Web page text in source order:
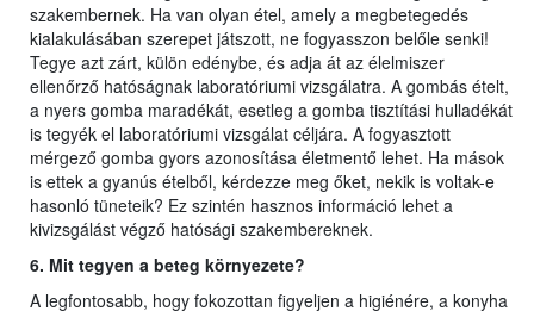
szakembernek. Ha van olyan étel, amely a megbetegedés
kialakulásában szerepet játszott, ne fogyasszon belőle senki!
Tegye azt zárt, külön edénybe, és adja át az élelmiszer
ellenőrző hatóságnak laboratóriumi vizsgálatra. A gombás ételt,
a nyers gomba maradékát, esetleg a gomba tisztítási hulladékát
is tegyék el laboratóriumi vizsgálat céljára. A fogyasztott
mérgező gomba gyors azonosítása életmentő lehet. Ha mások
is ettek a gyanús ételből, kérdezze meg őket, nekik is voltak-e
hasonló tüneteik? Ez szintén hasznos információ lehet a
kivizsgálást végző hatósági szakembereknek.
6. Mit tegyen a beteg környezete?
A legfontosabb, hogy fokozottan figyeljen a higiénére, a konyha